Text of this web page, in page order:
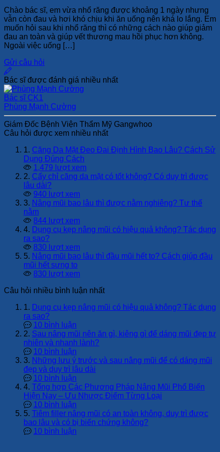
Chào bác sĩ, em vừa nhổ răng được khoảng 1 ngày nhưng
vẫn còn đau và hơi khó chịu khi ăn uống nên khá lo lắng. Em
muốn hỏi sau khi nhổ răng thì có những cách nào giúp giảm
đau an toàn và giúp vết thương mau hồi phục hơn không.
Ngoài việc uống […]
Gửi câu hỏi
Bác sĩ được đánh giá nhiều nhất
Bác sĩ CK1
Phùng Mạnh Cường
Giám Đốc Bệnh Viện Thẩm Mỹ Gangwhoo
Câu hỏi được xem nhiều nhất
1. Căng Da Mặt Đeo Đai Định Hình Bao Lâu? Cách Sử
Dụng Đúng Cách
1,479 lượt xem
2. Cấy chỉ căng da mặt có tốt không? Có duy trì được
lâu dài?
940 lượt xem
3. Nâng mũi bao lâu thì được nằm nghiêng? Tư thế
nằm
844 lượt xem
4. Dụng cụ kẹp nâng mũi có hiệu quả không? Tác dụng
ra sao?
830 lượt xem
5. Nâng mũi bao lâu thì đầu mũi hết to? Cách giúp đầu
mũi hết sưng to
830 lượt xem
Câu hỏi nhiều bình luận nhất
1. Dụng cụ kẹp nâng mũi có hiệu quả không? Tác dụng
ra sao?
10 bình luận
2. Sau nâng mũi nên ăn gì, kiêng gì để dáng mũi đẹp tự
nhiên và nhanh lành?
10 bình luận
3. Những lưu ý trước và sau nâng mũi để có dáng mũi
đẹp và duy trì lâu dài
10 bình luận
4. Tổng hợp Các Phương Pháp Nâng Mũi Phổ Biến
Hiện Nay – Ưu Nhược Điểm Từng Loại
10 bình luận
5. Tiêm filler nâng mũi có an toàn không, duy trì được
bao lâu và có bị biến chứng không?
10 bình luận